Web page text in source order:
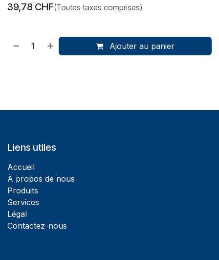
39,78 CHF(Toutes taxes comprises)
Ajouter au panier
Liens utiles
Accueil
À propos de nous
Produits
Services
Légal
Contactez-nous